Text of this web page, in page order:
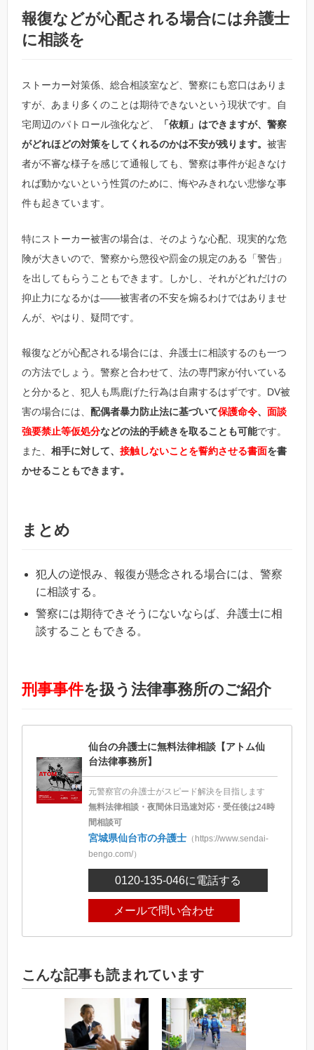
報復などが心配される場合には弁護士
に相談を
ストーカー対策係、総合相談室など、警察にも窓口はありま
すが、あまり多くのことは期待できないという現状です。自
宅周辺のパトロール強化など、
「依頼」はできますが、警察
がどれほどの対策をしてくれるのかは不安が残ります。 被害
者が不審な様子を感じて通報しても、警察は事件が起きなけ
れば動かないという性質のために、悔やみきれない悲惨な事
件も起きています。
特にストーカー被害の場合は、そのような心配、現実的な危
険が大きいので、警察から懲役や罰金の規定のある「警告」
を出してもらうこともできます。しかし、それがどれだけの
抑止力になるかは――被害者の不安を煽るわけではありませ
んが、やはり、疑問です。
報復などが心配される場合には、弁護士に相談するのも一つ
の方法でしょう。警察と合わせて、法の専門家が付いている
と分かると、犯人も馬鹿げた行為は自粛するはずです。DV被
害の場合には、 配偶者暴力防止法に基づいて保護命令、 面談
強要禁止等仮処分などの法的手続きを取ることも可能です。
また、 相手に対して、 接触しないことを誓約させる書面を書
かせることもできます。
まとめ
犯人の逆恨み、報復が懸念される場合には、警察
に相談する。
警察には期待できそうにないならば、弁護士に相
談することもできる。
刑事事件を扱う法律事務所のご紹介
仙台の弁護士に無料法律相談【アトム仙
台法律事務所】
元警察官の弁護士がスピード解決を目指します
無料法律相談・夜間休日迅速対応・受任後は24時
間相談可
宮城県仙台市の弁護士（https://www.sendai-
bengo.com/）
0120-135-046に電話する
メールで問い合わせ
こんな記事も読まれています